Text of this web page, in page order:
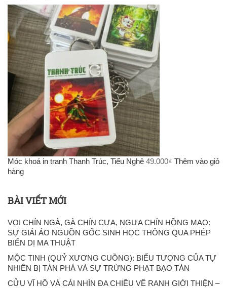
Móc khoá in tranh Thanh Trúc, Tiểu Nghê 49.000₫ Thêm vào giỏ
hàng
BÀI VIẾT MỚI
VOI CHÍN NGÀ, GÀ CHÍN CỰA, NGỰA CHÍN HỒNG MAO:
SỰ GIẢI ẢO NGUỒN GỐC SINH HỌC THÔNG QUA PHÉP
BIẾN DỊ MA THUẬT
MỘC TINH (QUỶ XƯƠNG CUỒNG): BIỂU TƯỢNG CỦA TỰ
NHIÊN BỊ TÀN PHÁ VÀ SỰ TRỪNG PHẠT BẠO TÀN
CỬU VĨ HỒ VÀ CÁI NHÌN ĐA CHIỀU VỀ RANH GIỚI THIỆN –